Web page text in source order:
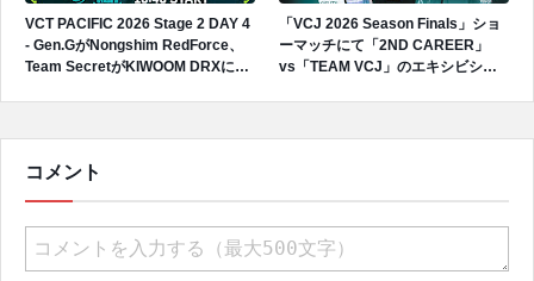
VCT PACIFIC 2026 Stage 2 DAY 4
- Gen.GがNongshim RedForce、
Team SecretがKIWOOM DRXに勝
「VCJ 2026 Season Finals」ショ
ーマッチにて「2ND CAREER」
vs「TEAM VCJ」のエキシビショ
コメント